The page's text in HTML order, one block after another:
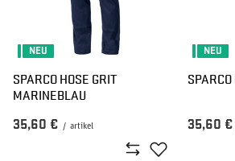
NEU
SPARCO HOSE GRIT
MARINEBLAU
35,60 € / artikel
NEU
35,60 €